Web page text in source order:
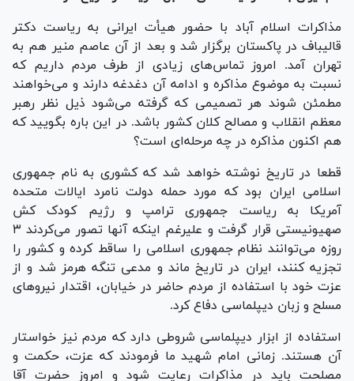
مذاکرات اسلام آباد با حضور هیأت ایرانی به ریاست دکتر
قالیباف در پاکستان برگزار شد و بعد از آن عاصم منیر هم به
تهران آمد. امروز تماس‌های زیادی از طرف مردم داریم که
نسبت به موضوع مذاکره و ادامه آن دغدغه دارند و می‌خواهند
مطمئن شوند هر تصمیمی که گرفته می‌شود ذیل نظر رهبر
معظم انقلاب و مصالح کلان کشور باشد. در این باره بگویید که
هم اکنون مذاکره در چه مرحله‌ای است؟
قطعا در تاریخ نوشته خواهد شد که کشوری به نام جمهوری
اسلامی ایران بود که مورد حمله دولت نامرد ایالات متحده
آمریکا به ریاست جمهوری ترامپ و رژیم کودک کش
صهیونیستی قرار گرفت و علیرغم اینکه آنها تصور می‌کردند ۳
روزه می‌توانند نظام جمهوری اسلامی را ساقط کرده و کشور را
تجزیه کنند، ایران در تاریخ ماند و مدعی تنگه هرمز شد و از
عزت خود با استفاده از مردم حاضر در خیابان، اقتدار نیرو‌های
مسلح و زبان دیپلماسی دفاع کرد.
استفاده از ابزار دیپلماسی شروطی دارد که مردم نیز خواستار
آن هستند. زمانی امام شهید ما فرمودند که عزت، حکمت و
مصلحت باید در مذاکرات رعایت شود و امروز حضرت آقا